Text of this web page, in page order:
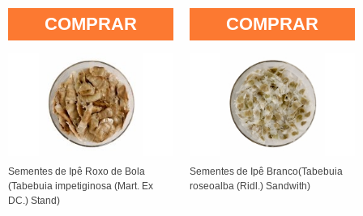
COMPRAR COMPRAR
Sementes de Ipê Roxo de Bola
(Tabebuia impetiginosa (Mart. Ex
DC.) Stand)
Sementes de Ipê Branco(Tabebuia
roseoalba (Ridl.) Sandwith)